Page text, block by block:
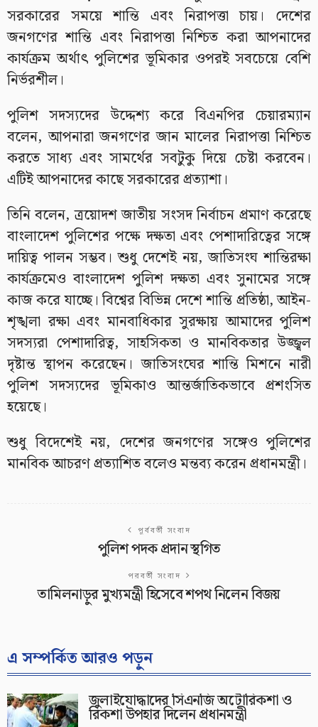
সরকারের সময়ে শান্তি এবং নিরাপত্তা চায়। দেশের
জনগণের শান্তি এবং নিরাপত্তা নিশ্চিত করা আপনাদের
কার্যক্রম অর্থাৎ পুলিশের ভূমিকার ওপরই সবচেয়ে বেশি
নির্ভরশীল।
পুলিশ সদস্যদের উদ্দেশ্য করে বিএনপির চেয়ারম্যান
বলেন, আপনারা জনগণের জান মালের নিরাপত্তা নিশ্চিত
করতে সাধ্য এবং সামর্থের সবটুকু দিয়ে চেষ্টা করবেন।
এটিই আপনাদের কাছে সরকারের প্রত্যাশা।
তিনি বলেন, ত্রয়োদশ জাতীয় সংসদ নির্বাচন প্রমাণ করেছে
বাংলাদেশ পুলিশের পক্ষে দক্ষতা এবং পেশাদারিত্বের সঙ্গে
দায়িত্ব পালন সম্ভব। শুধু দেশেই নয়, জাতিসংঘ শান্তিরক্ষা
কার্যক্রমেও বাংলাদেশ পুলিশ দক্ষতা এবং সুনামের সঙ্গে
কাজ করে যাচ্ছে। বিশ্বের বিভিন্ন দেশে শান্তি প্রতিষ্ঠা, আইন-
শৃঙ্খলা রক্ষা এবং মানবাধিকার সুরক্ষায় আমাদের পুলিশ
সদস্যরা পেশাদারিত্ব, সাহসিকতা ও মানবিকতার উজ্জ্বল
দৃষ্টান্ত স্থাপন করেছেন। জাতিসংঘের শান্তি মিশনে নারী
পুলিশ সদস্যদের ভূমিকাও আন্তর্জাতিকভাবে প্রশংসিত
হয়েছে।
শুধু বিদেশেই নয়, দেশের জনগণের সঙ্গেও পুলিশের
মানবিক আচরণ প্রত্যাশিত বলেও মন্তব্য করেন প্রধানমন্ত্রী।
পূর্ববর্তী সংবাদ
পুলিশ পদক প্রদান স্থগিত
পরবর্তী সংবাদ
তামিলনাড়ুর মুখ্যমন্ত্রী হিসেবে শপথ নিলেন বিজয়
এ সম্পর্কিত আরও পড়ুন
জুলাইযোদ্ধাদের সিএনজি অটোরিকশা ও
রিকশা উপহার দিলেন প্রধানমন্ত্রী